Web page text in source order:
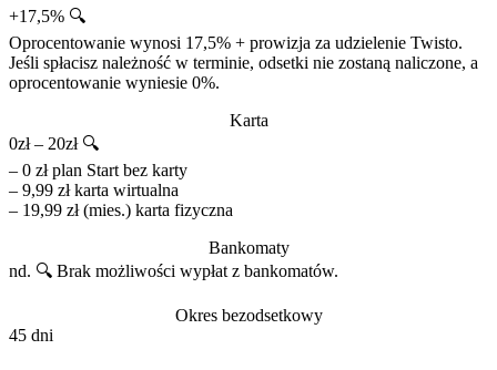
+17,5% 🔍
Oprocentowanie wynosi 17,5% + prowizja za udzielenie Twisto.
Jeśli spłacisz należność w terminie, odsetki nie zostaną naliczone, a
oprocentowanie wyniesie 0%.
Karta
0zł – 20zł 🔍
– 0 zł plan Start bez karty
– 9,99 zł karta wirtualna
– 19,99 zł (mies.) karta fizyczna
Bankomaty
nd. 🔍 Brak możliwości wypłat z bankomatów.
Okres bezodsetkowy
45 dni